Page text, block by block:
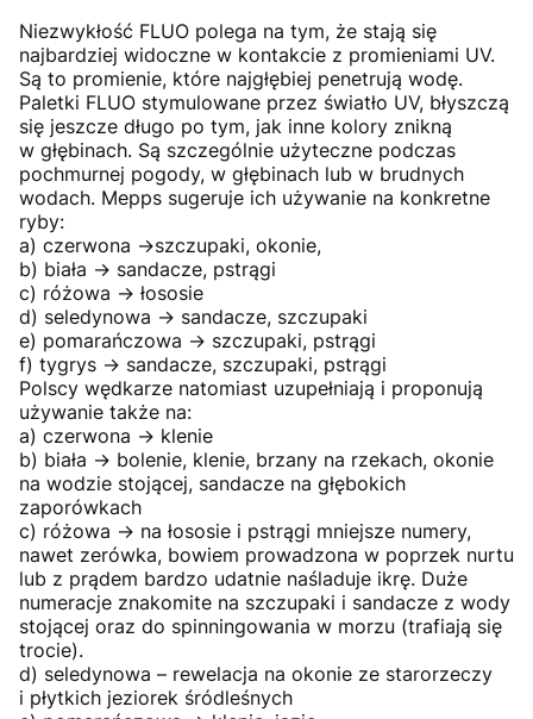
Niezwykłość FLUO polega na tym, że stają się
najbardziej widoczne w kontakcie z promieniami UV.
Są to promienie, które najgłębiej penetrują wodę.
Paletki FLUO stymulowane przez światło UV, błyszczą
się jeszcze długo po tym, jak inne kolory znikną
w głębinach. Są szczególnie użyteczne podczas
pochmurnej pogody, w głębinach lub w brudnych
wodach. Mepps sugeruje ich używanie na konkretne
ryby:
a) czerwona ->szczupaki, okonie,
b) biała -> sandacze, pstrągi
c) różowa -> łososie
d) seledynowa -> sandacze, szczupaki
e) pomarańczowa -> szczupaki, pstrągi
f) tygrys -> sandacze, szczupaki, pstrągi
Polscy wędkarze natomiast uzupełniają i proponują
używanie także na:
a) czerwona -> klenie
b) biała -> bolenie, klenie, brzany na rzekach, okonie
na wodzie stojącej, sandacze na głębokich
zaporówkach
c) różowa -> na łososie i pstrągi mniejsze numery,
nawet zerówka, bowiem prowadzona w poprzek nurtu
lub z prądem bardzo udatnie naśladuje ikrę. Duże
numeracje znakomite na szczupaki i sandacze z wody
stojącej oraz do spinningowania w morzu (trafiają się
trocie).
d) seledynowa – rewelacja na okonie ze starorzeczy
i płytkich jeziorek śródleśnych